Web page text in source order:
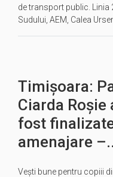
de transport public. Linia
Sudului, AEM, Calea
Timișoara:
Ciarda Roșie
fost
amenajare
Vești bune pentru copiii